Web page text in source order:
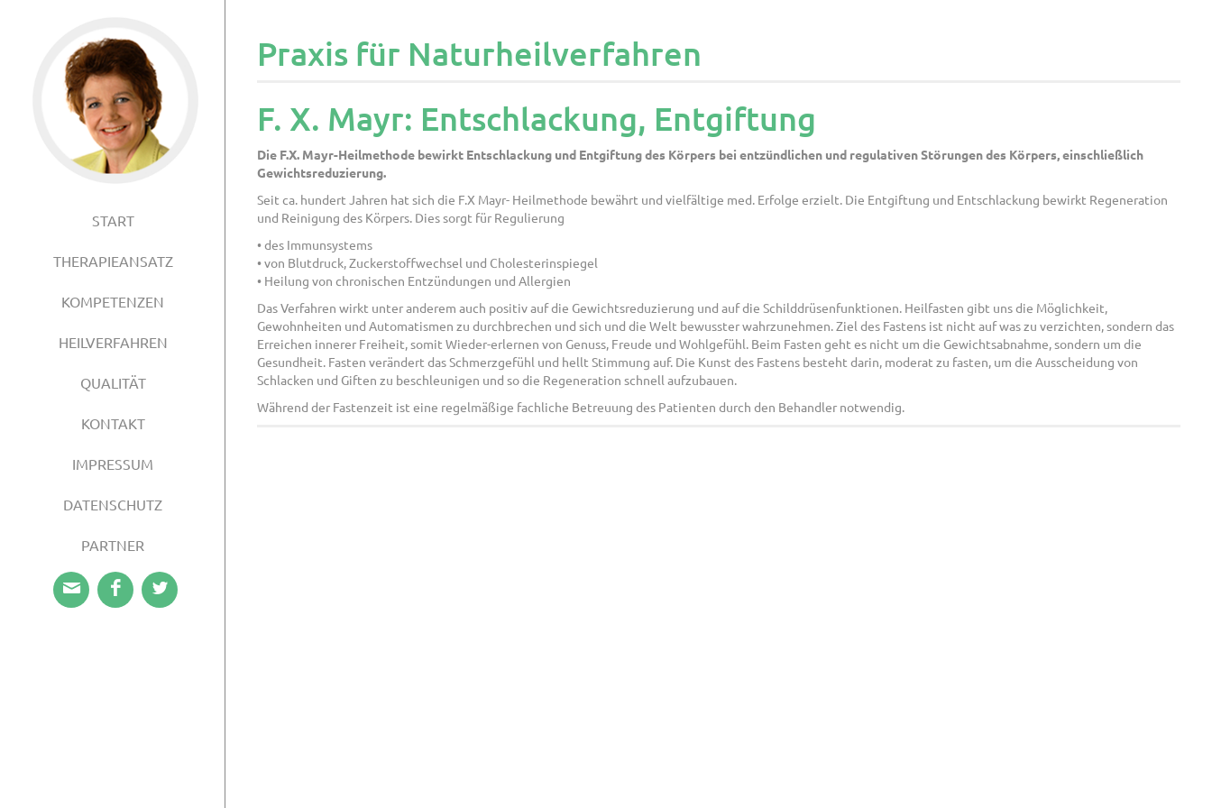
START
THERAPIEANSATZ
KOMPETENZEN
HEILVERFAHREN
QUALITÄT
KONTAKT
IMPRESSUM
DATENSCHUTZ
PARTNER
Praxis für Naturheilverfahren
F. X. Mayr: Entschlackung, Entgiftung
Die F.X. Mayr-Heilmethode bewirkt Entschlackung und Entgiftung des Körpers bei entzündlichen und regulativen Störungen des Körpers, einschließlich
Gewichtsreduzierung.
Seit ca. hundert Jahren hat sich die F.X Mayr- Heilmethode bewährt und vielfältige med. Erfolge erzielt. Die Entgiftung und Entschlackung bewirkt Regeneration
und Reinigung des Körpers. Dies sorgt für Regulierung
• des Immunsystems
• von Blutdruck, Zuckerstoffwechsel und Cholesterinspiegel
• Heilung von chronischen Entzündungen und Allergien
Das Verfahren wirkt unter anderem auch positiv auf die Gewichtsreduzierung und auf die Schilddrüsenfunktionen. Heilfasten gibt uns die Möglichkeit,
Gewohnheiten und Automatismen zu durchbrechen und sich und die Welt bewusster wahrzunehmen. Ziel des Fastens ist nicht auf was zu verzichten, sondern das
Erreichen innerer Freiheit, somit Wieder-erlernen von Genuss, Freude und Wohlgefühl. Beim Fasten geht es nicht um die Gewichtsabnahme, sondern um die
Gesundheit. Fasten verändert das Schmerzgefühl und hellt Stimmung auf. Die Kunst des Fastens besteht darin, moderat zu fasten, um die Ausscheidung von
Schlacken und Giften zu beschleunigen und so die Regeneration schnell aufzubauen.
Während der Fastenzeit ist eine regelmäßige fachliche Betreuung des Patienten durch den Behandler notwendig.